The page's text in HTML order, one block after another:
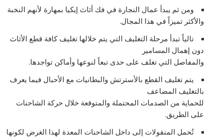
ومن ثم يبدأ عمال النجارة في فك أثاث إيكيا بمهارة لأنهم النخبة
والأكثر تميزاً في هذا المجال.
تالياً تبدأ مرحلة التغليف التي يتم خلالها تغليف كافة قطع الأثاث
دون إهمال المسامير
والمفاصل التي تغلف على حدى تبعاً لنوعها وأماكن تواجدها.
يتم تغليف القطع بالأسترتش والبطانيات مع الأحبال فيما يعرف
بالتغليف المضاعف
للحماية من الصدمات المحتملة والمتوقعة خلال حركة الشاحنات
على الطريق.
تُحمل المنقولات إلى داخل الشاحنات المعدة لهذا الغرض لكونها